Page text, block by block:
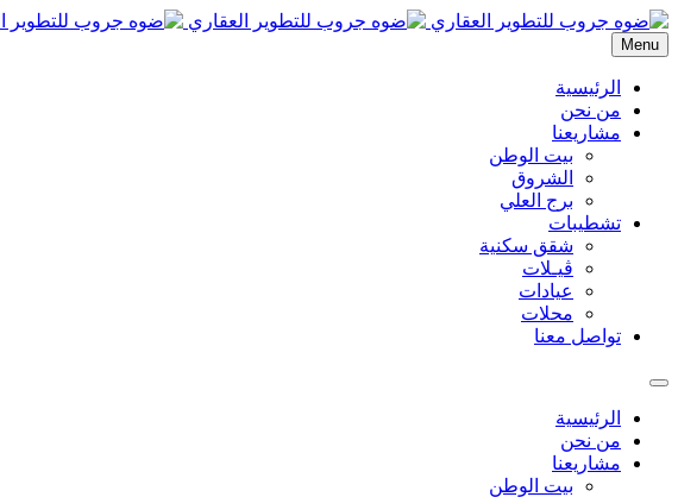
Menu
الرئيسية
من نحن
مشاريعنا
بيت الوطن
الشروق
برج العلي
تشطيبات
شقق سكنية
ڤيـلات
عيادات
محلات
تواصل معنا
الرئيسية
من نحن
مشاريعنا
بيت الوطن